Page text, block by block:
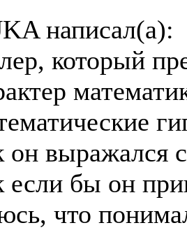
написал(а):
который
он выражался
если бы он
что